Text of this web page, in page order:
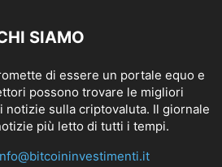
SIAMO
di essere un portale equo e
possono trovare le migliori
notizie sulla criptovaluta. Il giornale
più letto di tutti i tempi.